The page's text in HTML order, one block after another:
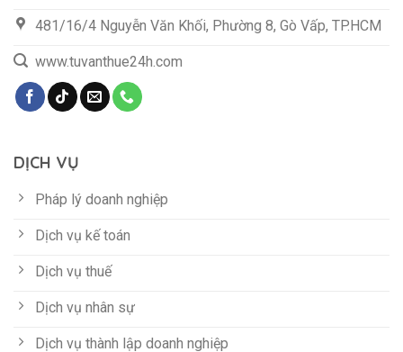
481/16/4 Nguyễn Văn Khối, Phường 8, Gò Vấp, TP.HCM
www.tuvanthue24h.com
DỊCH VỤ
Pháp lý doanh nghiệp
Dịch vụ kế toán
Dịch vụ thuế
Dịch vụ nhân sự
Dịch vụ thành lập doanh nghiệp